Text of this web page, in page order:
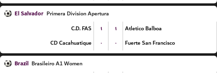
El Salvador Primera Division Apertura
C.D. FAS
۱ ۱
Atletico Balboa
CD Cacahuatique
۰ ۰ Fuerte San Francisco
Brazil Brasileiro A1 Women